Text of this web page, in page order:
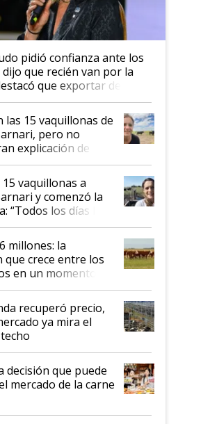
pidió confianza ante los
que recién van por la
que exportar dejó de
unos pocos": "Tenemos un
claro del gobierno
las 15 vaquillonas de
pero no
explicación de
allí
vaquillonas a
y comenzó la
“Todos los días le
productor”
millones: la
que crece entre los
en un momento
la actividad
recuperó precio,
ya mira el
decisión que puede
mercado de la carne